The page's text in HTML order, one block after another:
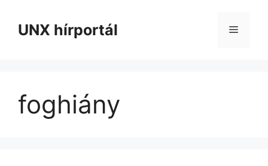
tartalomba
UNX hírportál Menü
foghiány